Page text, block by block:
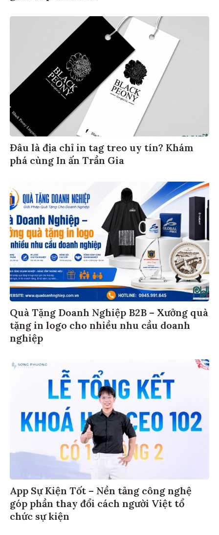
Đâu là địa chỉ in tag treo uy tín? Khám
phá cùng In ấn Trần Gia
Quà Tặng Doanh Nghiệp B2B – Xưởng quà
tặng in logo cho nhiều nhu cầu doanh
nghiệp
App Sự Kiện Tốt – Nền tảng công nghệ
góp phần thay đổi cách người Việt tổ
chức sự kiện